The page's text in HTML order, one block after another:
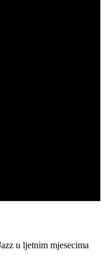
u ljetnim mjesecima